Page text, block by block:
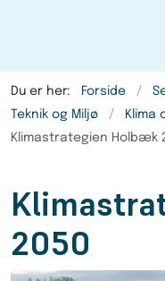
Du er her: Forside
Teknik og Miljø
Klima
Klimastrategien Holbæk
2050